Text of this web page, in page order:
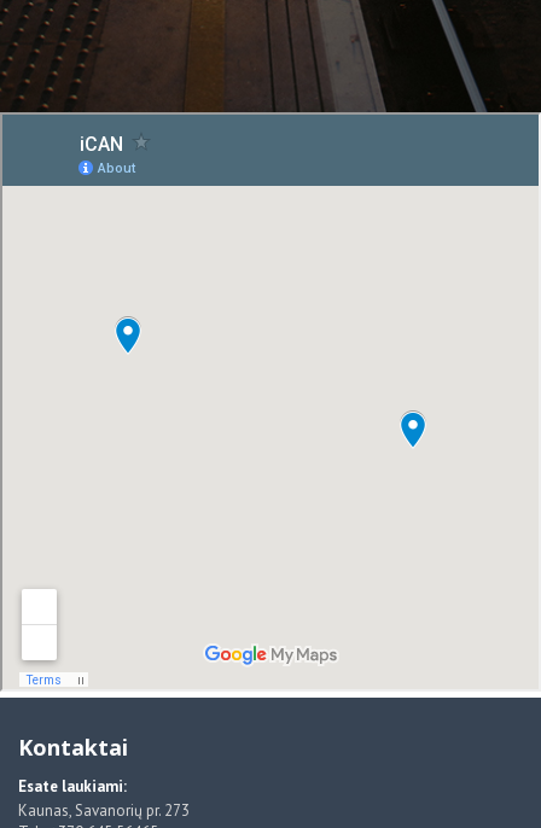
Kontaktai
Esate laukiami:
Kaunas, Savanorių pr. 273